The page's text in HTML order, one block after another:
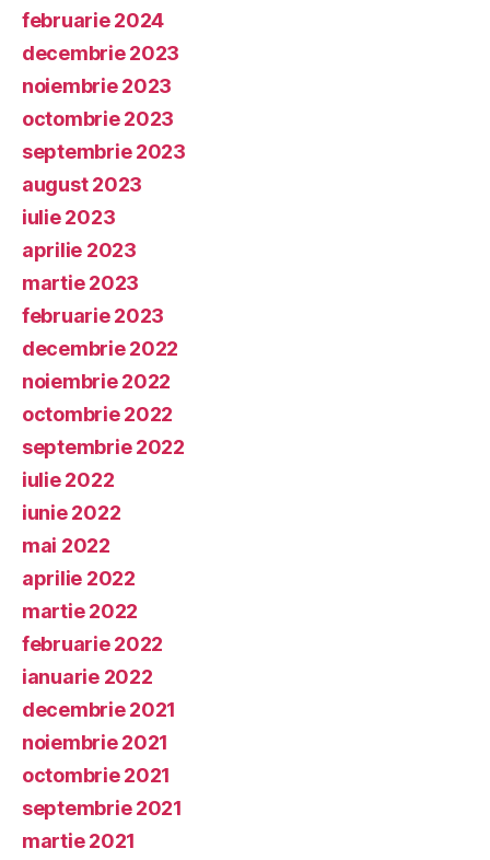
februarie 2024
decembrie 2023
noiembrie 2023
octombrie 2023
septembrie 2023
august 2023
iulie 2023
aprilie 2023
martie 2023
februarie 2023
decembrie 2022
noiembrie 2022
octombrie 2022
septembrie 2022
iulie 2022
iunie 2022
mai 2022
aprilie 2022
martie 2022
februarie 2022
ianuarie 2022
decembrie 2021
noiembrie 2021
octombrie 2021
septembrie 2021
martie 2021